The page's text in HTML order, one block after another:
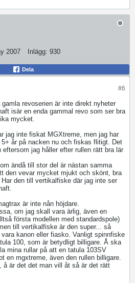
2007 Inlägg: 930
Dela
#6
revoserien är inte direkt nyheter
isär en enda gammal revo som ser bra
mycket.
jag inte fiskat MGXtreme, men jag har
år på nacken nu och fiskas flitigt. Det
jag håller efter rullen rätt bra lär
ändå till stor del är nästan samma
den vevar mycket mjukt och skönt, bra
den till vertikalfiske där jag inte ser
är inte nån höjdare.
om jag skall vara ärlig, även en
första modellen med standardspole)
till vertikalfiske är den super... så
kanon eller fiasko. Vanligt spinnfiske
100, som är betydligt billigare. Å ska
mina rullar på att en tatula 103SV
en mgxtreme, även den rullen billigare.
å är det det man vill åt så är det rätt